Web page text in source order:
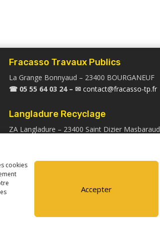
cookies
Accepter
Fracasso Travaux Publics
La Grange Bonnyaud – 23400 BOURGANEUF
☎ 05 55 64 03 24 – ✉ contact@fracasso-tp.fr
Langladure Recyclage
ZA Langladure – 23400 Saint Dizier Masbaraud
Fracasso Service Location
ZA Langladure – 23400 Saint Dizier Masbaraud